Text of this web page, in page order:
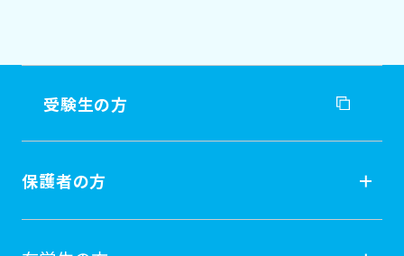
受験生の方
受験生の方
保護者の方
保護者の方